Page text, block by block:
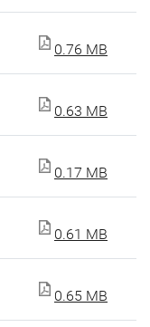
0.76 MB
0.63 MB
0.17 MB
0.61 MB
0.65 MB